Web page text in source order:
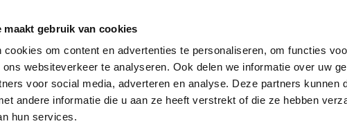
maakt gebruik van cookies
cookies om content en advertenties te personaliseren, om functies
ons websiteverkeer te analyseren. Ook delen we informatie over uw
voor social media, adverteren en analyse. Deze partners kunnen
andere informatie die u aan ze heeft verstrekt of die ze hebben
hun services.
Plaats huisdier Hoe werkt het?